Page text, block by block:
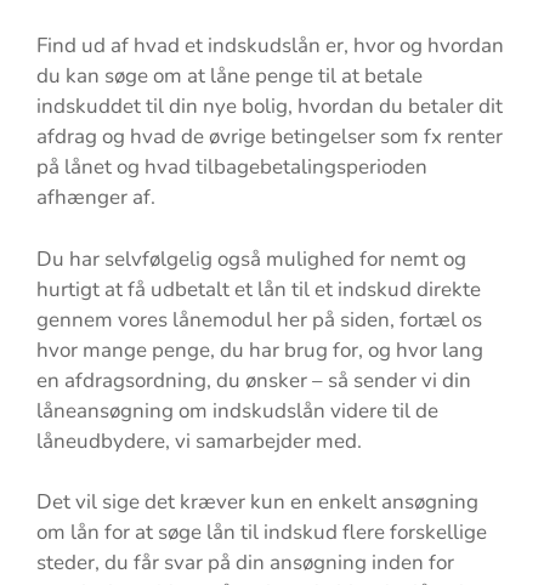
Find ud af hvad et indskudslån er, hvor og hvordan
du kan søge om at låne penge til at betale
indskuddet til din nye bolig, hvordan du betaler dit
afdrag og hvad de øvrige betingelser som fx renter
på lånet og hvad tilbagebetalingsperioden
afhænger af.
Du har selvfølgelig også mulighed for nemt og
hurtigt at få udbetalt et lån til et indskud direkte
gennem vores lånemodul her på siden, fortæl os
hvor mange penge, du har brug for, og hvor lang
en afdragsordning, du ønsker – så sender vi din
låneansøgning om indskudslån videre til de
låneudbydere, vi samarbejder med.
Det vil sige det kræver kun en enkelt ansøgning
om lån for at søge lån til indskud flere forskellige
steder, du får svar på din ansøgning inden for